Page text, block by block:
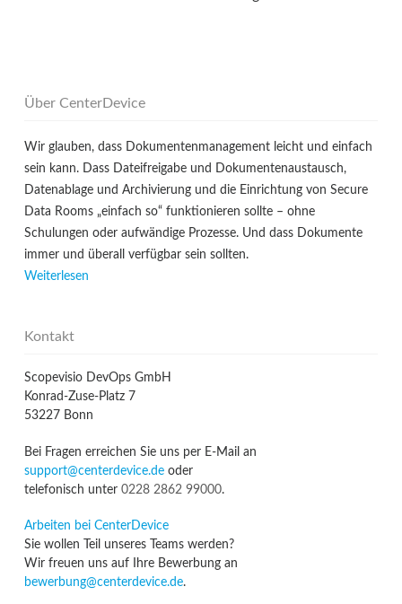
Über CenterDevice
Wir glauben, dass Dokumentenmanagement leicht und einfach
sein kann. Dass Dateifreigabe und Dokumentenaustausch,
Datenablage und Archivierung und die Einrichtung von Secure
Data Rooms „einfach so“ funktionieren sollte – ohne
Schulungen oder aufwändige Prozesse. Und dass Dokumente
immer und überall verfügbar sein sollten.
Weiterlesen
Kontakt
Scopevisio DevOps GmbH
Konrad-Zuse-Platz 7
53227 Bonn
Bei Fragen erreichen Sie uns per E-Mail an
support@centerdevice.deoder
telefonisch unter 0228 2862 99000.
Arbeiten bei CenterDevice
Sie wollen Teil unseres Teams werden?
Wir freuen uns auf Ihre Bewerbung an
bewerbung@centerdevice.de.